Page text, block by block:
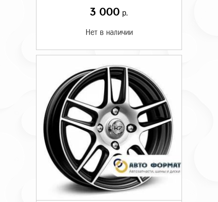
3 000 р.
Нет в наличии